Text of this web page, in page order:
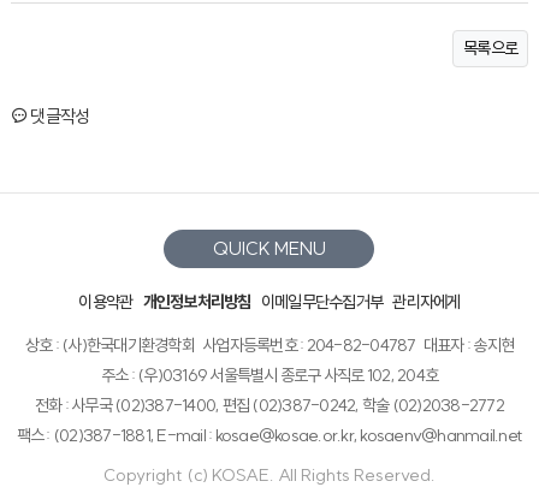
목록으로
댓글작성
이용약관 개인정보처리방침 이메일무단수집거부 관리자에게
QUICK MENU
상호 : (사)한국대기환경학회 사업자등록번호 : 204-82-04787 대표자 : 송지현
주소 : (우)03169 서울특별시 종로구 사직로 102, 204호
전화 : 사무국 (02)387-1400, 편집 (02)387-0242, 학술 (02)2038-2772
팩스 : (02)387-1881, E-mail : kosae@kosae.or.kr, kosaenv@hanmail.net
Copyright (c) KOSAE. All Rights Reserved.